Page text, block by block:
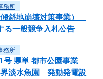
務所
斜地崩壊対策事業）
る一般競争入札公告
務所
号 県単 都市公園事業
界淡水魚園 発動発電設